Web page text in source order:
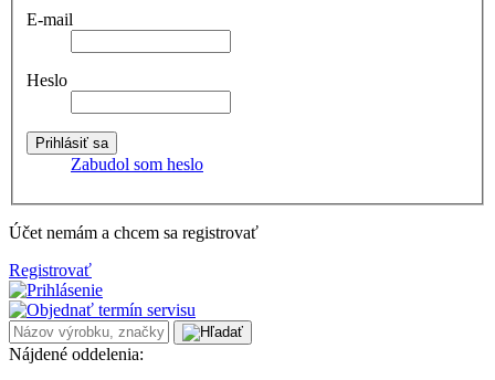
E-mail
Heslo
Zabudol som heslo
Účet nemám a chcem sa registrovať
Registrovať
Nájdené oddelenia: